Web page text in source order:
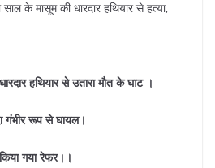
e
a
m
k
dI
n
ar
के मासूम की धारदार हथियार से हत्या,
हथियार से उतारा मौत के घाट ।
गंभीर रूप से घायल।
गया रेफर।।